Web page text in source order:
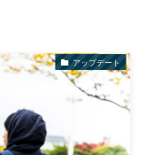
アップデート